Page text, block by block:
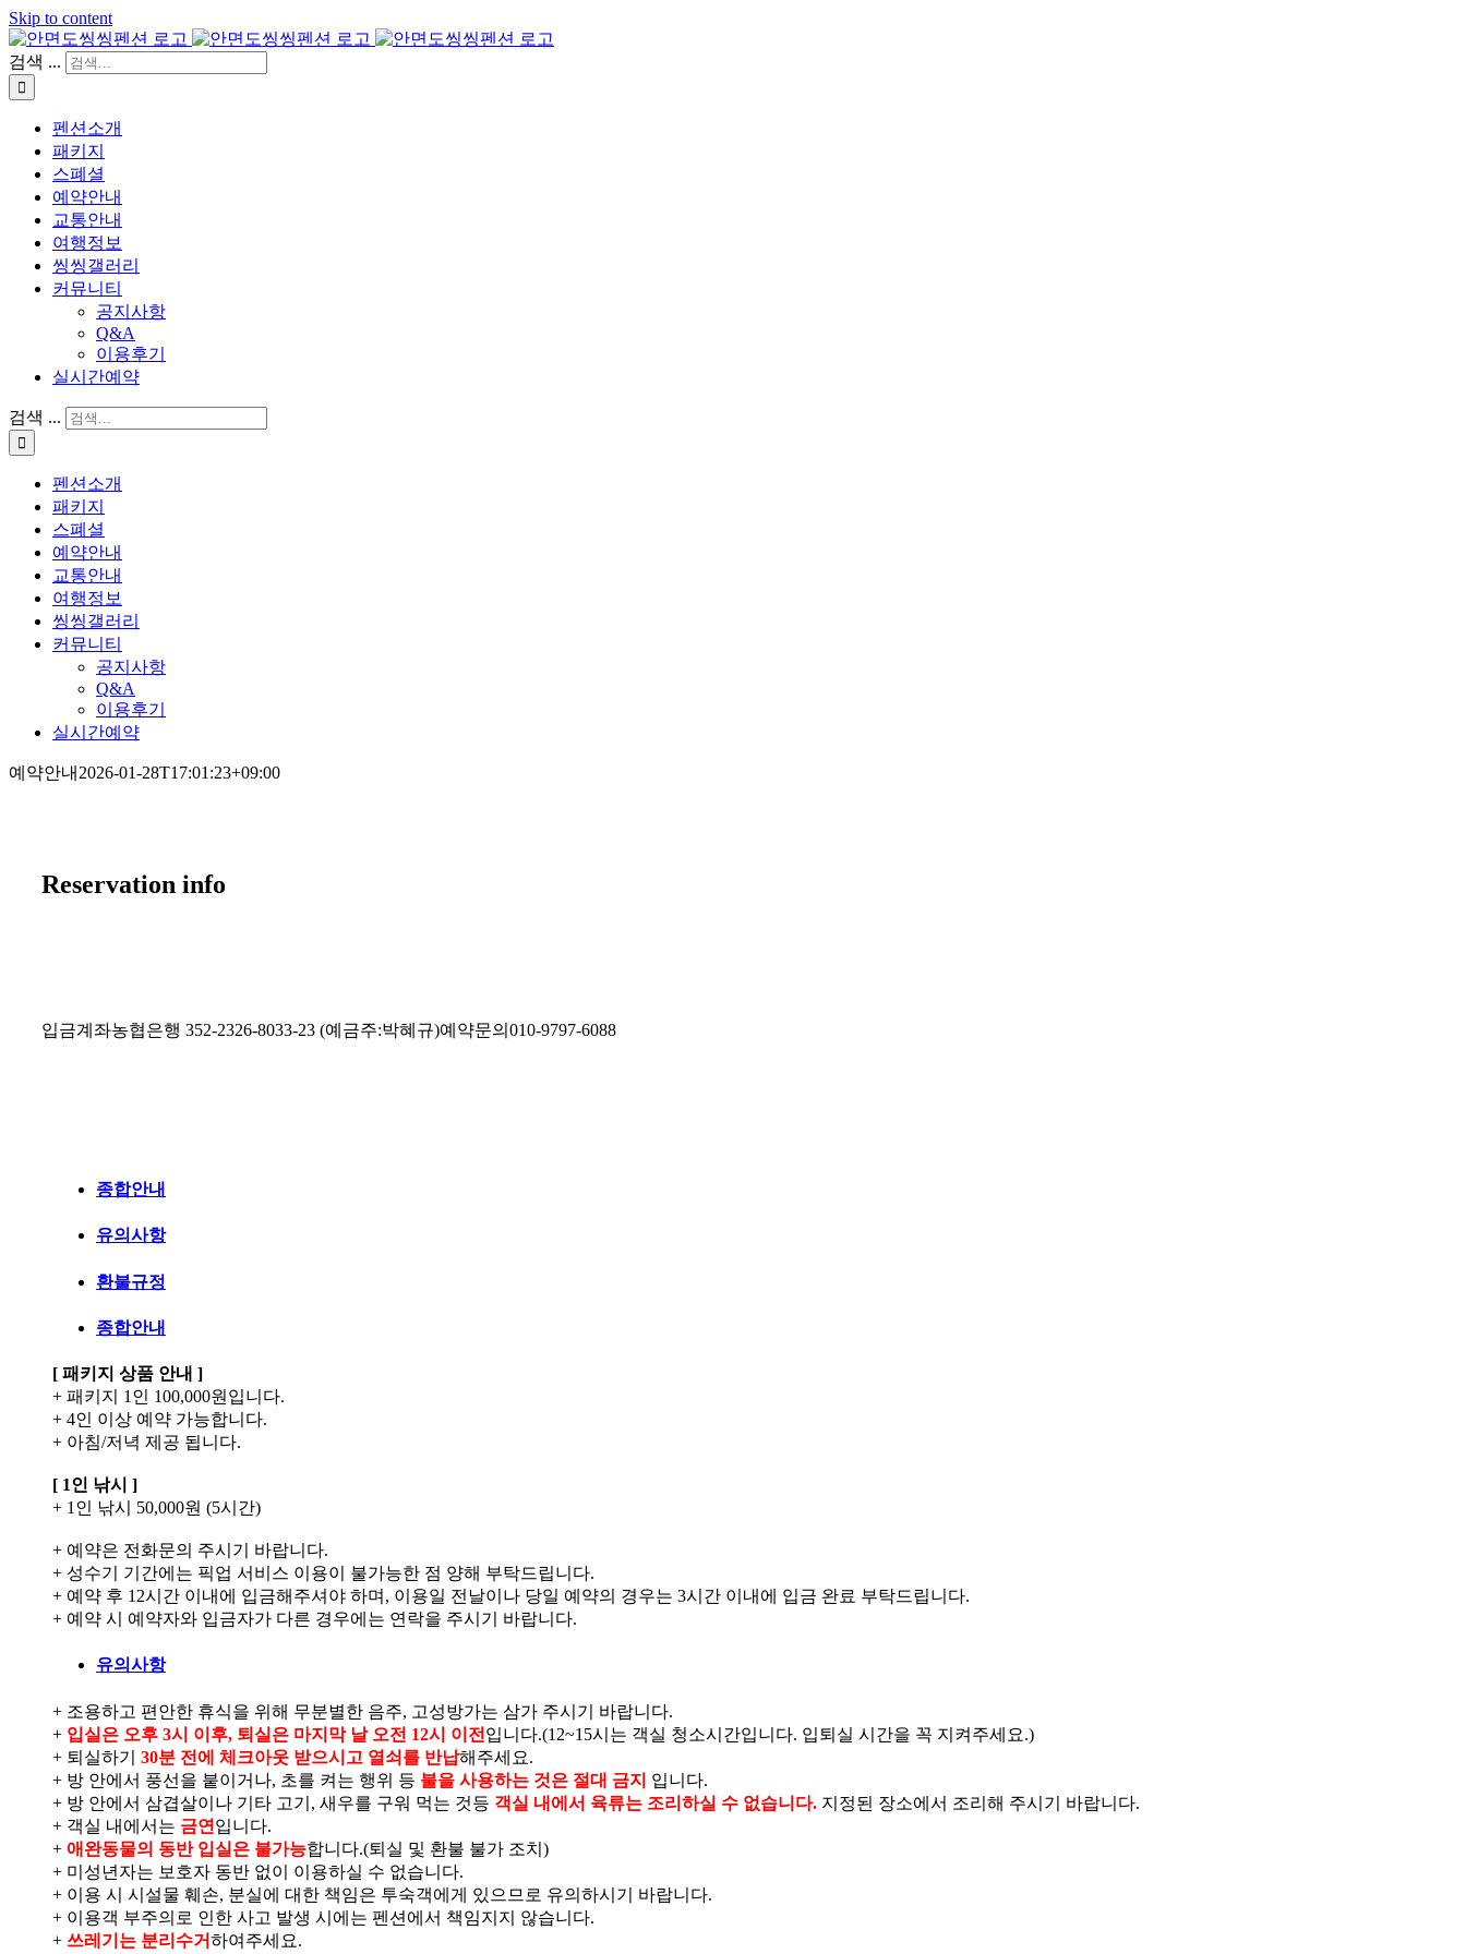
Skip to content
검색 ...
펜션소개
패키지
스폐셜
예약안내
교통안내
여행정보
씽씽갤러리
커뮤니티
공지사항
Q&A
이용후기
실시간예약
검색 ...
펜션소개
패키지
스폐셜
예약안내
교통안내
여행정보
씽씽갤러리
커뮤니티
공지사항
Q&A
이용후기
실시간예약
예약안내 2026-01-28T17:01:23+09:00
Reservation info
입금계좌농협은행 352-2326-8033-23 (예금주:박혜규)예약문의 010-9797-6088
종합안내
유의사항
환불규정
종합안내
[ 패키지 상품 안내 ]
+ 패키지 1인 100,000원입니다.
+ 4인 이상 예약 가능합니다.
+ 아침/저녁 제공 됩니다.
[ 1인 낚시 ]
+ 1인 낚시 50,000원 (5시간)
+ 예약은 전화문의 주시기 바랍니다.
+ 성수기 기간에는 픽업 서비스 이용이 불가능한 점 양해 부탁드립니다.
+ 예약 후 12시간 이내에 입금해주셔야 하며, 이용일 전날이나 당일 예약의 경우는 3시간 이내에 입금 완료 부탁드립니다.
+ 예약 시 예약자와 입금자가 다른 경우에는 연락을 주시기 바랍니다.
유의사항
+ 조용하고 편안한 휴식을 위해 무분별한 음주, 고성방가는 삼가 주시기 바랍니다.
+ 입실은 오후 3시 이후, 퇴실은 마지막 날 오전 12시 이전 입니다.(12~15시는 객실 청소시간입니다. 입퇴실 시간을 꼭 지켜주세요.)
+ 퇴실하기 30분 전에 체크아웃 받으시고 열쇠를 반납해주세요.
+ 방 안에서 풍선을 붙이거나, 초를 켜는 행위 등 불을 사용하는 것은 절대 금지 입니다.
+ 방 안에서 삼겹살이나 기타 고기, 새우를 구워 먹는 것등 객실 내에서 육류는 조리하실 수 없습니다. 지정된 장소에서 조리해 주시기 바랍니다.
+ 객실 내에서는 금연 입니다.
+ 애완동물의 동반 입실은 불가능합니다.(퇴실 및 환불 불가 조치)
+ 미성년자는 보호자 동반 없이 이용하실 수 없습니다.
+ 이용 시 시설물 훼손, 분실에 대한 책임은 투숙객에게 있으므로 유의하시기 바랍니다.
+ 이용객 부주의로 인한 사고 발생 시에는 펜션에서 책임지지 않습니다.
+ 쓰레기는 분리수거하여주세요.